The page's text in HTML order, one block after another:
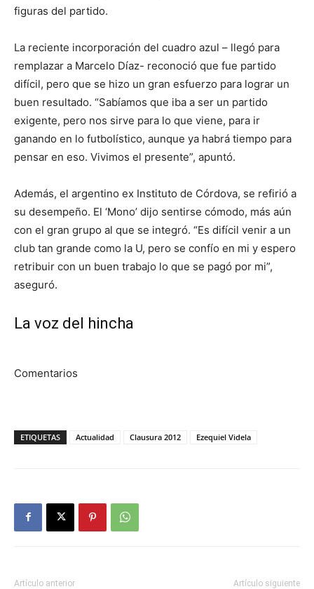
figuras del partido.
La reciente incorporación del cuadro azul – llegó para
remplazar a Marcelo Díaz- reconoció que fue partido
difícil, pero que se hizo un gran esfuerzo para lograr un
buen resultado. “Sabíamos que iba a ser un partido
exigente, pero nos sirve para lo que viene, para ir
ganando en lo futbolístico, aunque ya habrá tiempo para
pensar en eso. Vivimos el presente”, apuntó.
Además, el argentino ex Instituto de Córdova, se refirió a
su desempeño. El ‘Mono’ dijo sentirse cómodo, más aún
con el gran grupo al que se integró. “Es difícil venir a un
club tan grande como la U, pero se confío en mi y espero
retribuir con un buen trabajo lo que se pagó por mi”,
aseguró.
La voz del hincha
Comentarios
ETIQUETAS Actualidad Clausura 2012 Ezequiel Videla
Artículo anterior Artículo siguiente